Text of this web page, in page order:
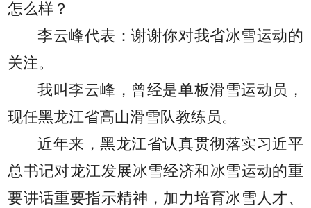
怎么样？
李云峰代表：谢谢你对我省冰雪运动的
关注。
我叫李云峰，曾经是单板滑雪运动员，
现任黑龙江省高山滑雪队教练员。
近年来，黑龙江省认真贯彻落实习近平
总书记对龙江发展冰雪经济和冰雪运动的重
要讲话重要指示精神，加力培育冰雪人才、